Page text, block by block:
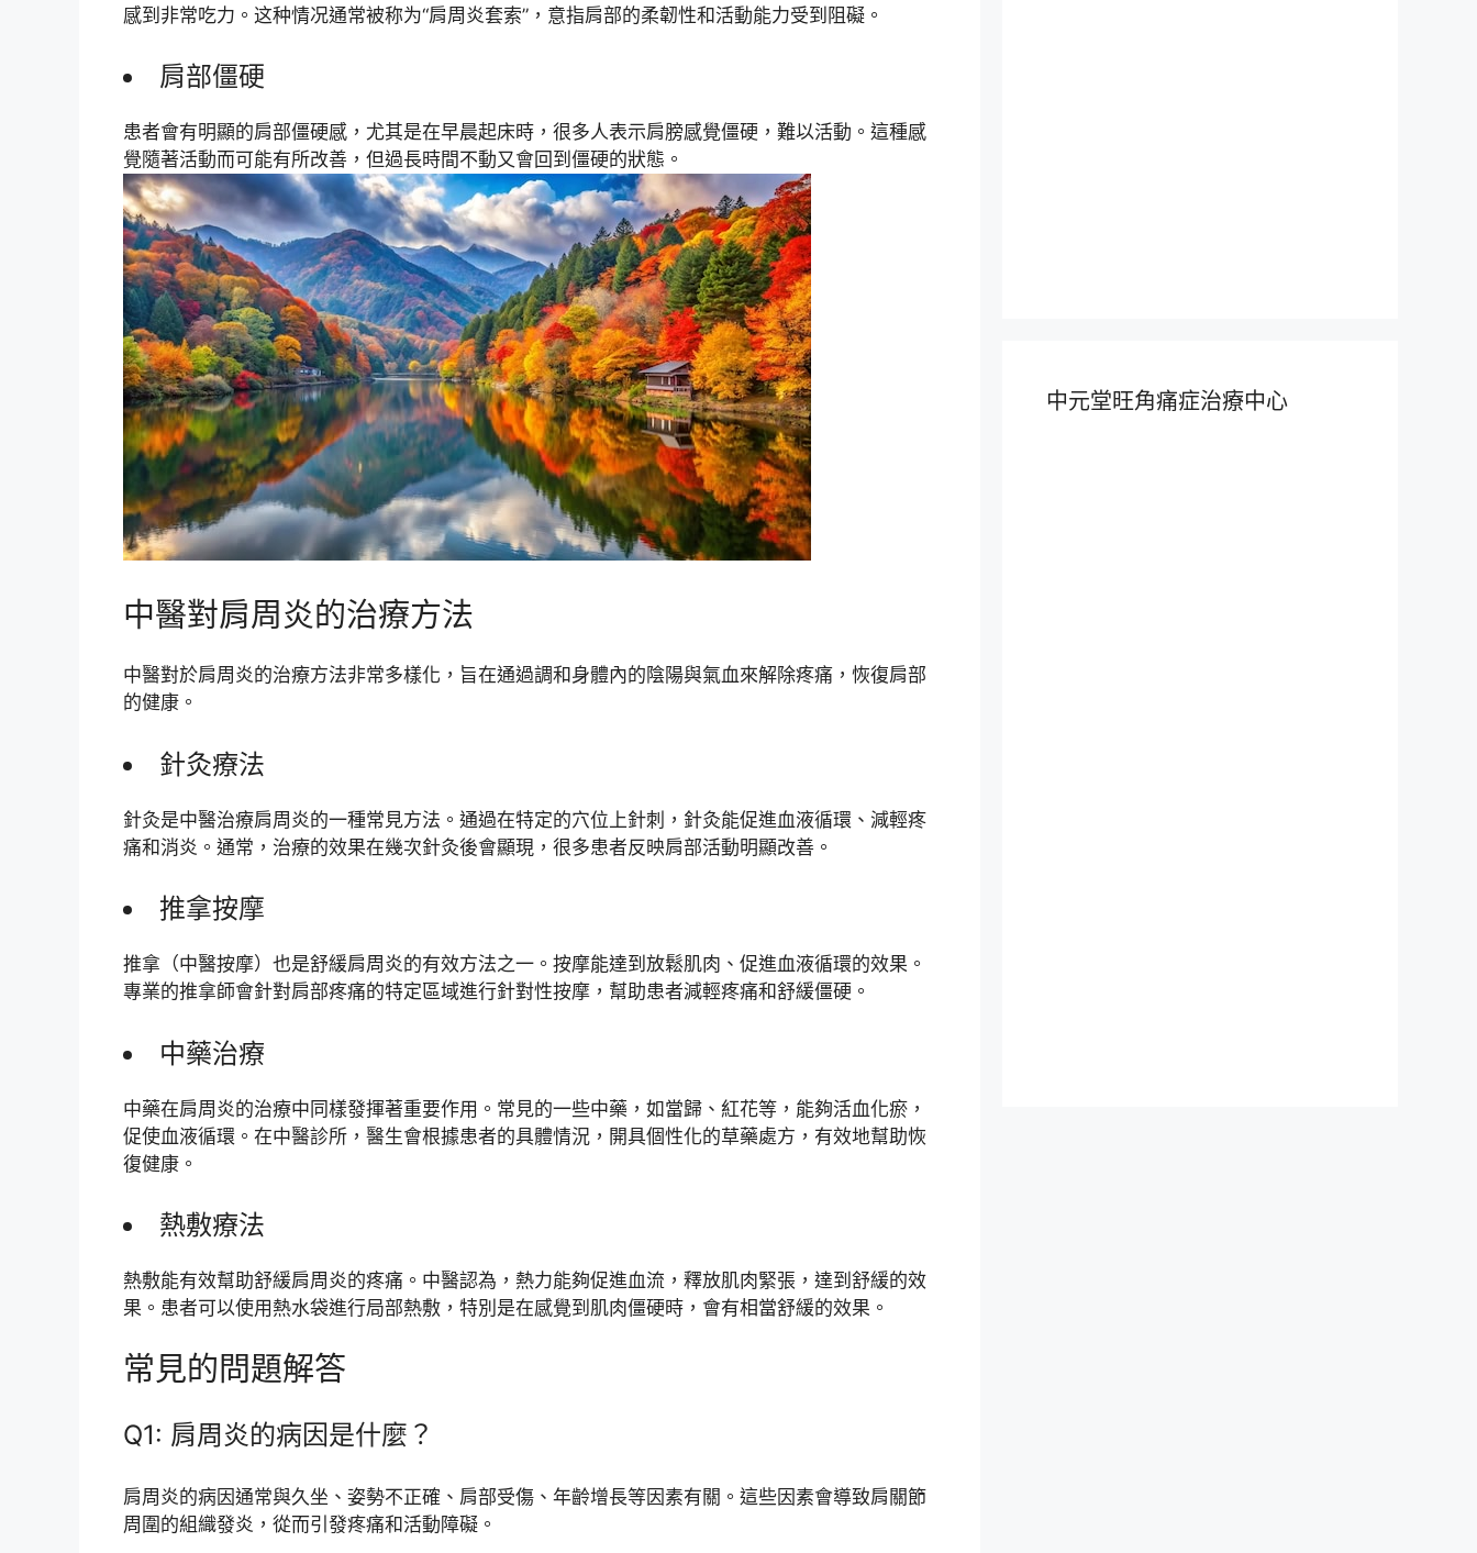
感到非常吃力。这种情况通常被称为“肩周炎套索”，意指肩部的柔韌性和活動能力受到阻礙。
肩部僵硬
患者會有明顯的肩部僵硬感，尤其是在早晨起床時，很多人表示肩膀感覺僵硬，難以活動。這種感
覺隨著活動而可能有所改善，但過長時間不動又會回到僵硬的狀態。
中醫對肩周炎的治療方法
中醫對於肩周炎的治療方法非常多樣化，旨在通過調和身體內的陰陽與氣血來解除疼痛，恢復肩部
的健康。
針灸療法
針灸是中醫治療肩周炎的一種常見方法。通過在特定的穴位上針刺，針灸能促進血液循環、減輕疼
痛和消炎。通常，治療的效果在幾次針灸後會顯現，很多患者反映肩部活動明顯改善。
推拿按摩
推拿（中醫按摩）也是舒緩肩周炎的有效方法之一。按摩能達到放鬆肌肉、促進血液循環的效果。
專業的推拿師會針對肩部疼痛的特定區域進行針對性按摩，幫助患者減輕疼痛和舒緩僵硬。
中藥治療
中藥在肩周炎的治療中同樣發揮著重要作用。常見的一些中藥，如當歸、紅花等，能夠活血化瘀，
促使血液循環。在中醫診所，醫生會根據患者的具體情況，開具個性化的草藥處方，有效地幫助恢
復健康。
熱敷療法
熱敷能有效幫助舒緩肩周炎的疼痛。中醫認為，熱力能夠促進血流，釋放肌肉緊張，達到舒緩的效
果。患者可以使用熱水袋進行局部熱敷，特別是在感覺到肌肉僵硬時，會有相當舒緩的效果。
常見的問題解答
Q1: 肩周炎的病因是什麼？
肩周炎的病因通常與久坐、姿勢不正確、肩部受傷、年齡增長等因素有關。這些因素會導致肩關節
周圍的組織發炎，從而引發疼痛和活動障礙。
中元堂旺角痛症治療中心